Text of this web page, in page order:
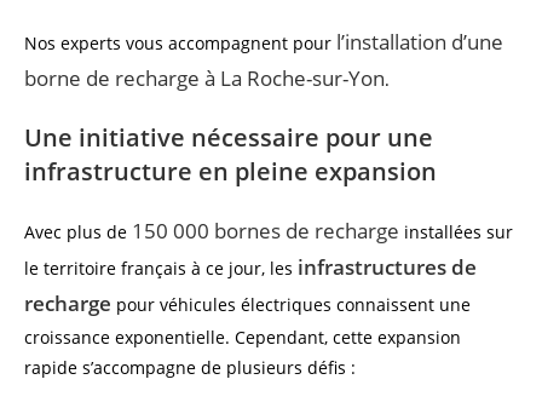
Nos experts vous accompagnent pour l’installation d’une
borne de recharge à La Roche-sur-Yon.
Une initiative nécessaire pour une
infrastructure en pleine expansion
Avec plus de 150 000 bornes de recharge installées sur
le territoire français à ce jour, les infrastructures de
recharge pour véhicules électriques connaissent une
croissance exponentielle. Cependant, cette expansion
rapide s’accompagne de plusieurs défis :